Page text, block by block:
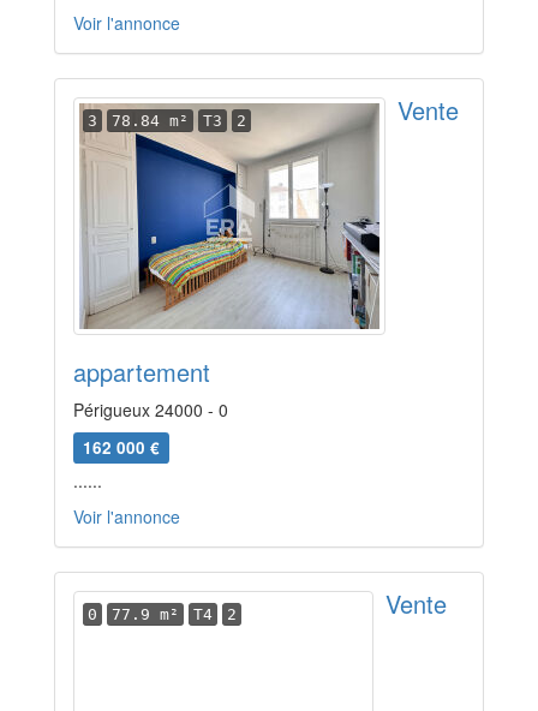
Voir l'annonce
3 78.84 m² T3 2 Vente
appartement
Périgueux 24000 - 0
162 000 €
......
Voir l'annonce
0 77.9 m² T4 2 Vente